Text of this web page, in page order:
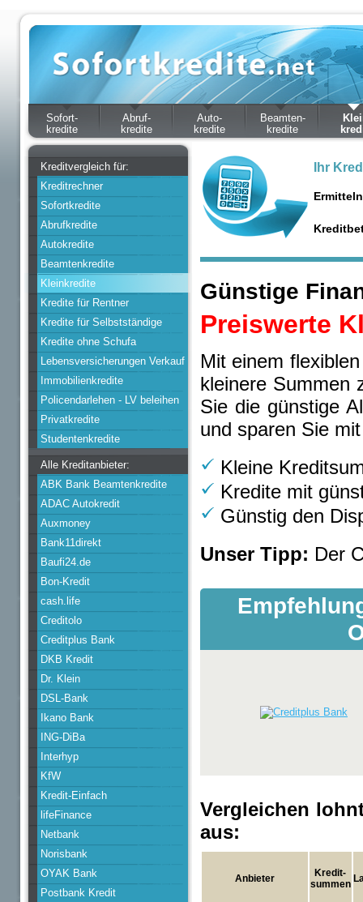
Sofort-
kredite
Abruf-
kredite
Auto-
kredite
Beamten-
kredite
Kreditvergleich für:
Kreditrechner
Sofortkredite
Abrufkredite
Autokredite
Beamtenkredite
Kleinkredite
Kredite für Rentner
Kredite für Selbstständige
Kredite ohne Schufa
Lebensversicherungen Verkauf
Immobilienkredite
Policendarlehen - LV beleihen
Privatkredite
Studentenkredite
Alle Kreditanbieter:
ABK Bank Beamtenkredite
ADAC Autokredit
Auxmoney
Bank11direkt
Baufi24.de
Bon-Kredit
cash.life
Creditolo
Creditplus Bank
DKB Kredit
Dr. Klein
DSL-Bank
Ikano Bank
ING-DiBa
Interhyp
KfW
Kredit-Einfach
lifeFinance
Netbank
Norisbank
OYAK Bank
Postbank Kredit
Ihr
Günstige
Preiswerte
Mit einem
kleinere Summen
Sie die günstige
und sparen Sie
Kleine
Kredite mit
Günstig den
Unser Tipp: Der
Vergleichen
aus:
Anbieter
Kredit-
summen